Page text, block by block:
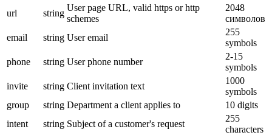
url
string
User page URL, valid https or http
schemes
2048
символов
email
string User email
255
symbols
phone
string User phone number
2-15
symbols
invite
string Client invitation text
1000
symbols
group
string Department a client applies to
10 digits
intent
string Subject of a customer's request
255
characters